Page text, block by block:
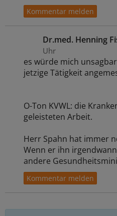
Dr.med. Henning
Uhr
es würde mich
jetzige Tätigkeit
O-Ton KVWL: die
geleisteten Arbeit.
Herr Spahn hat immer
Wenn er ihn
andere